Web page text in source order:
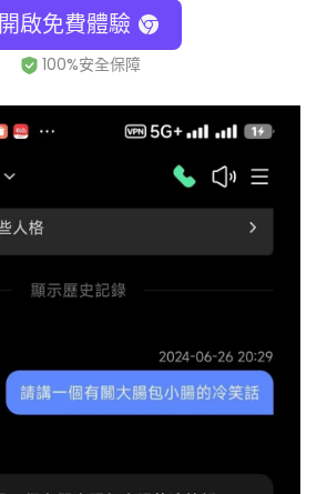
開啟免費體驗